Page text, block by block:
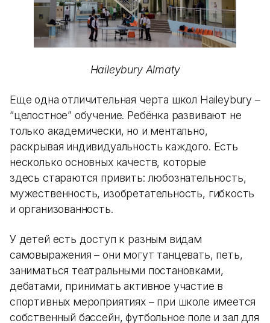
Haileybury Almaty
Еще одна отличительная черта школ Haileybury –
“целостное” обучение. Ребёнка развивают не
только академически, но и ментально,
раскрывая индивидуальность каждого. Есть
несколько основных качеств, которые
здесь стараются привить: любознательность,
мужественность, изобретательность, гибкость
и организованность.
У детей есть доступ к разным видам
самовыражения – они могут танцевать, петь,
заниматься театральными постановками,
дебатами, принимать активное участие в
спортивных мероприятиях – при школе имеется
собственный бассейн, футбольное поле и зал для